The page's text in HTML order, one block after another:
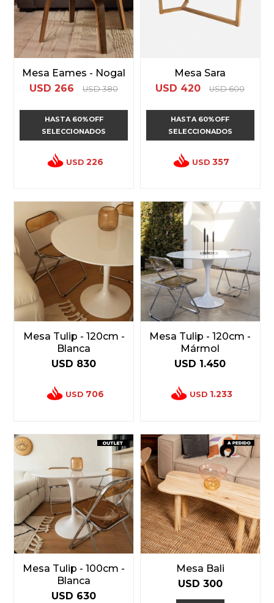
Mesa Eames - Nogal
USD 266 USD 380
HASTA 60%OFF
SELECCIONADOS
USD 226
Mesa Sara
USD 420 USD 600
HASTA 60%OFF
SELECCIONADOS
USD 357
Mesa Tulip - 120cm -
Blanca
USD 830
USD 706
Mesa Tulip - 120cm -
Mármol
USD 1.450
USD 1.233
Mesa Tulip - 100cm -
Blanca
USD 630
Mesa Bali
USD 300